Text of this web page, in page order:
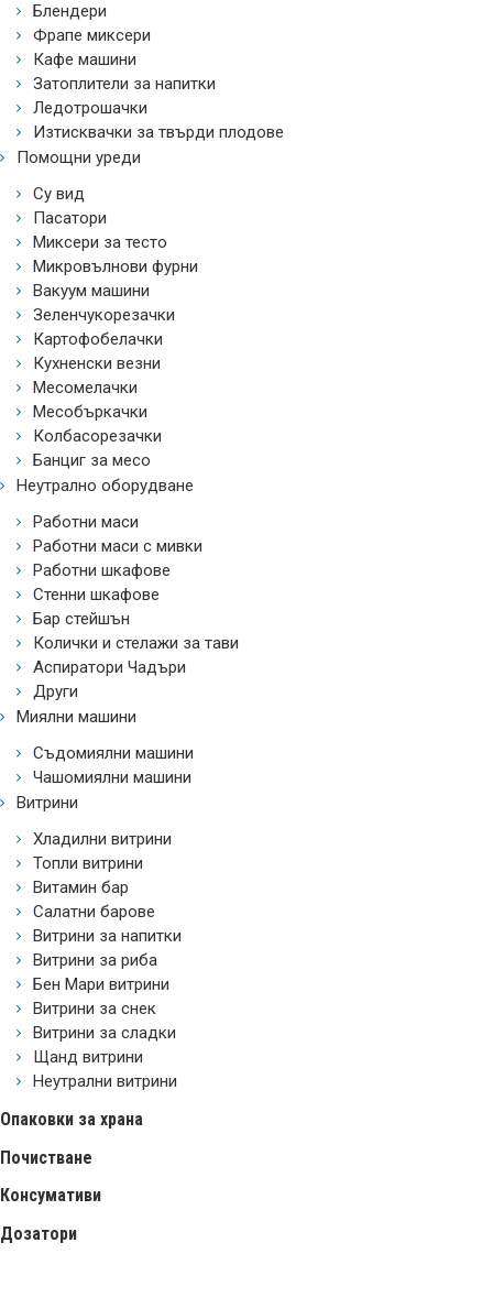
Блендери
Фрапе миксери
Кафе машини
Затоплители за напитки
Ледотрошачки
Изтисквачки за твърди плодове
Помощни уреди
Су вид
Пасатори
Миксери за тесто
Микровълнови фурни
Вакуум машини
Зеленчукорезачки
Картофобелачки
Кухненски везни
Месомелачки
Месобъркачки
Колбасорезачки
Банциг за месо
Неутрално оборудване
Работни маси
Работни маси с мивки
Работни шкафове
Стенни шкафове
Бар стейшън
Колички и стелажи за тави
Аспиратори Чадъри
Други
Миялни машини
Съдомиялни машини
Чашомиялни машини
Витрини
Хладилни витрини
Топли витрини
Витамин бар
Салатни барове
Витрини за напитки
Витрини за риба
Бен Мари витрини
Витрини за снек
Витрини за сладки
Щанд витрини
Неутрални витрини
Опаковки за храна
Почистване
Консумативи
Дозатори